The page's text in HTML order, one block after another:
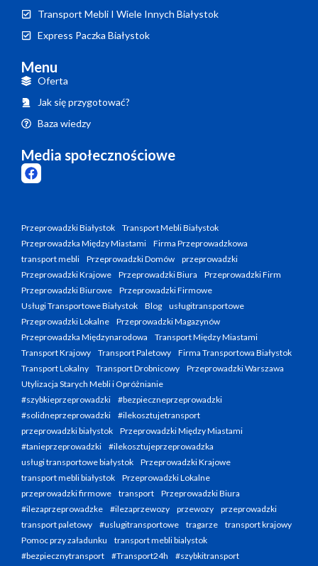
Transport Mebli I Wiele Innych Białystok
Express Paczka Białystok
Menu
Oferta
Jak się przygotować?
Baza wiedzy
Media społecznościowe
Przeprowadzki Białystok
Transport Mebli Białystok
Przeprowadzka Między Miastami
Firma Przeprowadzkowa
transport mebli
Przeprowadzki Domów
przeprowadzki
Przeprowadzki Krajowe
Przeprowadzki Biura
Przeprowadzki Firm
Przeprowadzki Biurowe
Przeprowadzki Firmowe
Usługi Transportowe Białystok
Blog
usługitransportowe
Przeprowadzki Lokalne
Przeprowadzki Magazynów
Przeprowadzka Międzynarodowa
Transport Między Miastami
Transport Krajowy
Transport Paletowy
Firma Transportowa Białystok
Transport Lokalny
Transport Drobnicowy
Przeprowadzki Warszawa
Utylizacja Starych Mebli i Opróżnianie
#szybkieprzeprowadzki
#bezpieczneprzeprowadzki
#solidneprzeprowadzki
#ilekosztujetransport
przeprowadzki białystok
Przeprowadzki Między Miastami
#tanieprzeprowadzki
#ilekosztujeprzeprowadzka
usługi transportowe białystok
Przeprowadzki Krajowe
transport mebli białystok
Przeprowadzki Lokalne
przeprowadzki firmowe
transport
Przeprowadzki Biura
#ilezaprzeprowadzke
#ilezaprzewozy przewozy
przeprowadzki
transport paletowy
#uslugitransportowe tragarze
transport krajowy
Pomoc przy załadunku
transport mebli bialystok
#bezpiecznytransport
#Transport24h #szybkitransport